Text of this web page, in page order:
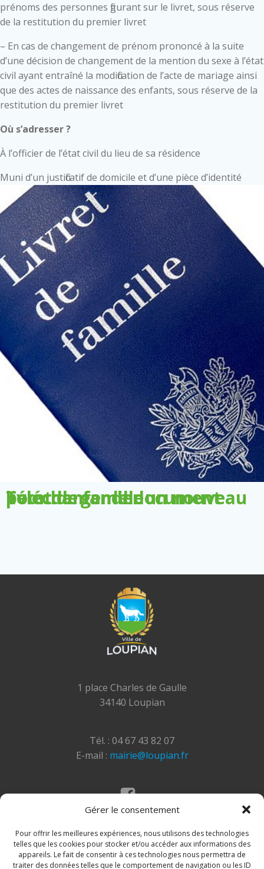
Gérer le consentement
Pour offrir les meilleures expériences, nous utilisons des technologies
telles que les cookies pour stocker et/ou accéder aux informations des
appareils. Le fait de consentir à ces technologies nous permettra de
traiter des données telles que le comportement de navigation ou les ID
prénoms des personnes figurant sur le livret, sous réserve
de la restitution du premier livret
– En cas de changement de prénom prononcé à la suite
d’une décision de changement de la mention du sexe à l’état
civil ayant entraîné la modification de l’acte de mariage ainsi
que des actes de naissance des enfants, sous réserve de la
restitution du premier livret
Où s’adresser ?
À l’officier de l’état civil du lieu de sa résidence
Muni d’un justificatif de domicile et d’une pièce d’identité
Télécharger le document pour demander un nouveau livret de famille
1 place Charles de Gaulle
34140 Loupian
Tél. : 04 67 43 82 07
E-mail : mairie@loupian.fr